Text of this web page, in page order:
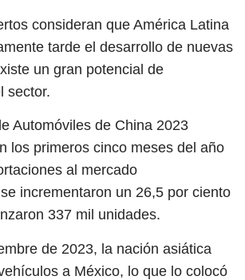
consideran que América Latina
tarde el desarrollo de nuevas
un gran potencial de
sector.
Automóviles de China 2023
los primeros cinco meses del año
al mercado
incrementaron un 26,5 por ciento
337 mil unidades.
de 2023, la nación asiática
a México, lo que lo colocó